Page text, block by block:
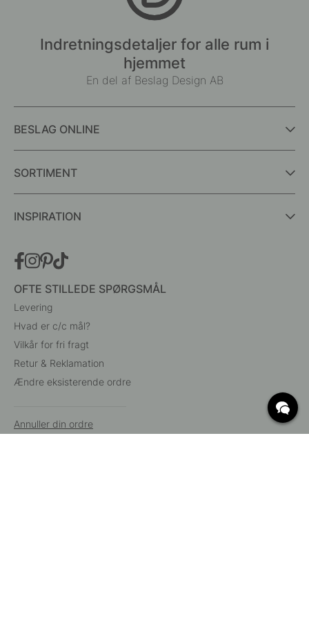
Indretningsdetaljer for alle rum i
hjemmet
En del af Beslag Design AB
BESLAG ONLINE
SORTIMENT
INSPIRATION
OFTE STILLEDE SPØRGSMÅL
Levering
Hvad er c/c mål?
Vilkår for fri fragt
Retur & Reklamation
Ændre eksisterende ordre
Annuller din ordre